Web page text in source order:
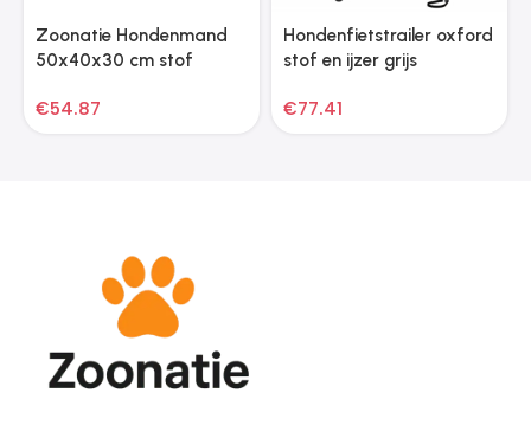
Zoonatie Hondenmand
50x40x30 cm stof
€54.87
Hondenfietstrailer oxford
stof en ijzer grijs
€77.41